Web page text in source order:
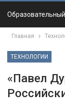
Главная
ТЕХНОЛОГИИ
«Павел